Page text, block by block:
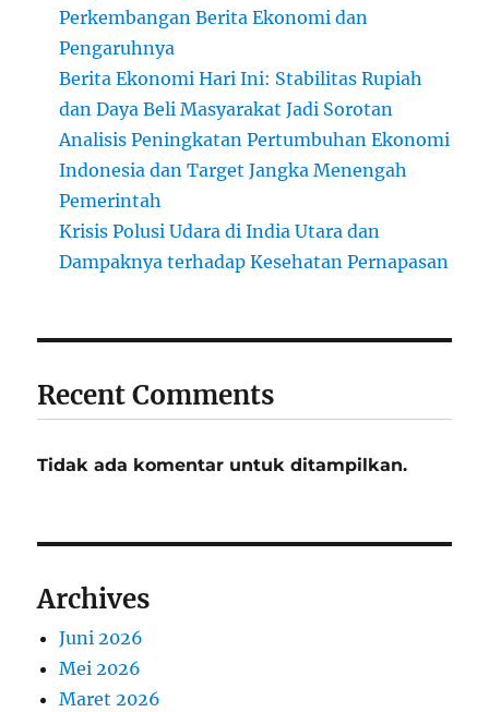
Perkembangan Berita Ekonomi dan
Pengaruhnya
Berita Ekonomi Hari Ini: Stabilitas Rupiah
dan Daya Beli Masyarakat Jadi Sorotan
Analisis Peningkatan Pertumbuhan Ekonomi
Indonesia dan Target Jangka Menengah
Pemerintah
Krisis Polusi Udara di India Utara dan
Dampaknya terhadap Kesehatan Pernapasan
Recent Comments
Tidak ada komentar untuk ditampilkan.
Archives
Juni 2026
Mei 2026
Maret 2026